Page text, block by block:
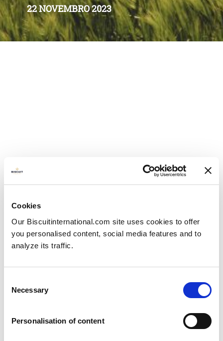
Cookies
Our Biscuitinternational.com site uses cookies to offer
you personalised content, social media features and to
analyze its traffic.
Selection
Necessary
Personalisation of content
22 NOVEMBRO 2023
Novo lançamento: um
clássico com um novo sabor!